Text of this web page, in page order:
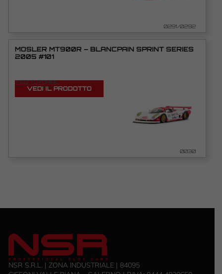
0291/0292
MOSLER MT900R – BLANCPAIN SPRINT SERIES
2005 #101
VEDI TUTORIAL
VEDI IL PRODOTTO
0030
NSR S.R.L. | ZONA INDUSTRIALE | 84095